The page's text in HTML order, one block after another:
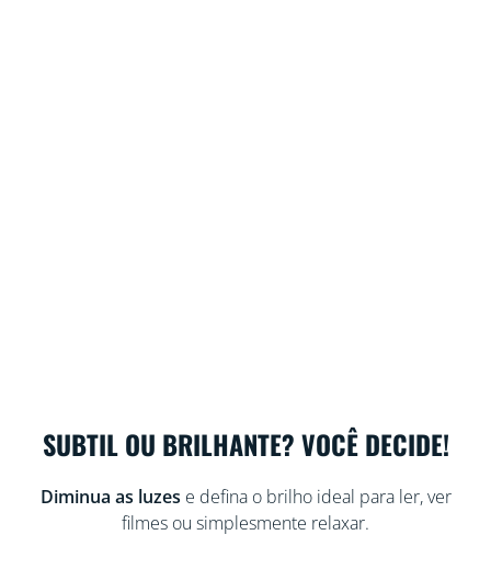
SUBTIL OU BRILHANTE? VOCÊ DECIDE!
Diminua as luzes e defina o brilho ideal para ler, ver
filmes ou simplesmente relaxar.